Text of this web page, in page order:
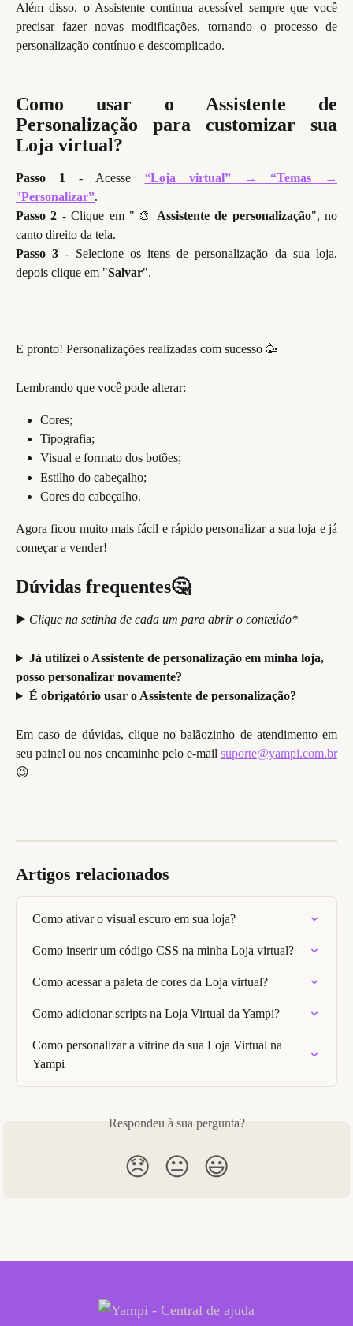
Além disso, o Assistente continua acessível sempre que você
precisar fazer novas modificações, tornando o processo de
personalização contínuo e descomplicado.
Como usar o Assistente de
Personalização para customizar sua
Loja virtual?
Passo 1 - Acesse “Loja virtual” → “Temas
→
"Personalizar”.
Passo 2 - Clique em "🎨 Assistente de personalização", no
canto direito da tela.
Passo 3 - Selecione os itens de personalização da sua loja,
depois clique em "Salvar".
E pronto! Personalizações realizadas com sucesso 🥳
Lembrando que você pode alterar:
Cores;
Tipografia;
Visual e formato dos botões;
Estilho do cabeçalho;
Cores do cabeçalho.
Agora ficou muito mais fácil e rápido personalizar a sua loja e já
começar a vender!
Dúvidas frequentes🤔
▶️ Clique na setinha de cada um para abrir o conteúdo*
Já utilizei o Assistente de personalização em minha loja,
posso personalizar novamente?
É obrigatório usar o Assistente de personalização?
Em caso de dúvidas, clique no balãozinho de atendimento em
seu painel ou nos encaminhe pelo e-mail suporte@yampi.com.br
😉
Artigos relacionados
Como ativar o visual escuro em sua loja?
Como inserir um código CSS na minha Loja virtual?
Como acessar a paleta de cores da Loja virtual?
Como adicionar scripts na Loja Virtual da Yampi?
Como personalizar a vitrine da sua Loja Virtual na
Yampi
Respondeu à sua pergunta?
😞 😐 😃